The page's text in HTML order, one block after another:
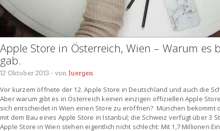
Apple Store in Österreich, Wien – Warum es
gab.
12 Oktober 2013 - von Juergen
Vor kurzem öffnete der 12. Apple Store in Deutschland und auch die
Aber warum gibt es in Österreich keinen einzigen offiziellen Apple
sich entscheidet in Wien einen Store zu eröffnen? München bekommt
mit dem Bau eines Apple Store in Istanbul; die Schweiz verfügt über 3
Apple Store in Wien stehen eigentlich nicht schlecht: Mit 1,7 Millionen